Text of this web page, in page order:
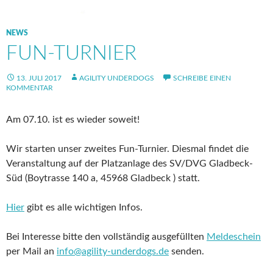
NEWS
FUN-TURNIER
13. JULI 2017 AGILITY UNDERDOGS
SCHREIBE EINEN
KOMMENTAR
Am 07.10. ist es wieder soweit!
Wir starten unser zweites Fun-Turnier. Diesmal findet die
Veranstaltung auf der Platzanlage des SV/DVG Gladbeck-
Süd (Boytrasse 140 a, 45968 Gladbeck ) statt.
Hier gibt es alle wichtigen Infos.
Bei Interesse bitte den vollständig ausgefüllten Meldeschein
per Mail an info@agility-underdogs.de senden.